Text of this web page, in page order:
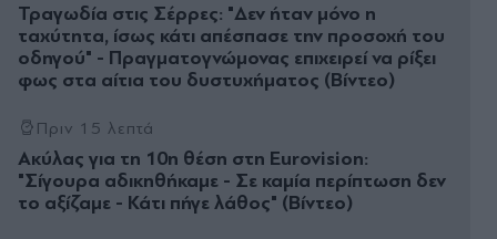
Τραγωδία στις Σέρρες: "Δεν ήταν μόνο η
ταχύτητα, ίσως κάτι απέσπασε την προσοχή του
οδηγού" - Πραγματογνώμονας επιχειρεί να ρίξει
φως στα αίτια του δυστυχήματος (Βίντεο)
Πριν 15 λεπτά
Ακύλας για τη 10η θέση στη Eurovision:
"Σίγουρα αδικηθήκαμε - Σε καμία περίπτωση δεν
το αξίζαμε - Κάτι πήγε λάθος" (Βίντεο)